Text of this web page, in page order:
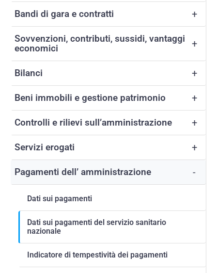
+
Bandi di gara e contratti
+
Sovvenzioni, contributi, sussidi, vantaggi
economici
+
Bilanci
+
Beni immobili e gestione patrimonio
+
Controlli e rilievi sull’amministrazione
+
Servizi erogati
-
Pagamenti dell’ amministrazione
Dati sui pagamenti
Dati sui pagamenti del servizio sanitario
nazionale
Indicatore di tempestività dei pagamenti